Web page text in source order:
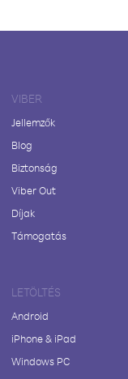
VIBER
Jellemzők
Blog
Biztonság
Viber Out
Díjak
Támogatás
LETÖLTÉS
Android
iPhone & iPad
Windows PC